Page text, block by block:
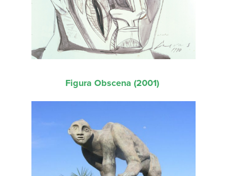
Figura Obscena (2001)